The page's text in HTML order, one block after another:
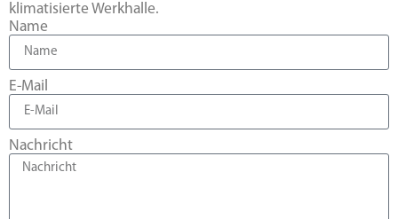
klimatisierte Werkhalle.
Name
E-Mail
Nachricht